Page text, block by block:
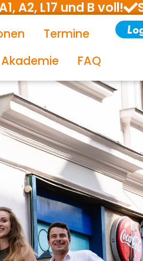
A2, L17 und B voll!
Termine
Akademie FAQ